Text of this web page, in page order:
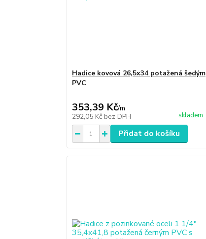
Hadice kovová 26,5x34 potažená šedým
PVC
353,39 Kč/m
292,05 Kč bez DPH skladem
Přidat do košíku